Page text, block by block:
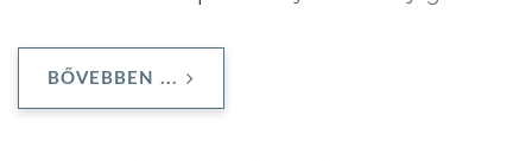
BŐVEBBEN ...